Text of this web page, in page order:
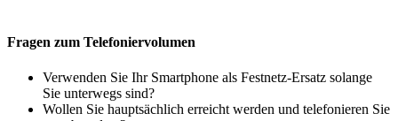
Fragen zum Telefoniervolumen
Verwenden Sie Ihr Smartphone als Festnetz-Ersatz solange
Sie unterwegs sind?
Wollen Sie hauptsächlich erreicht werden und telefonieren Sie